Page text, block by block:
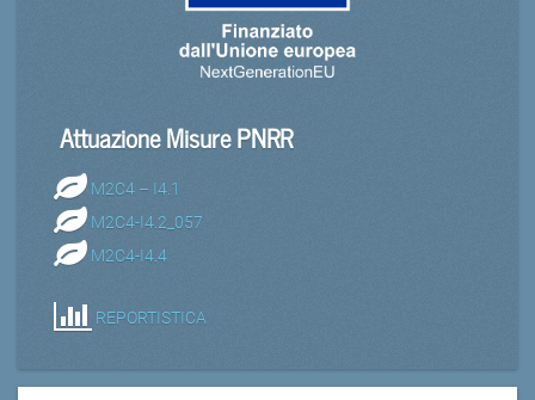
Attuazione Misure PNRR
M2C4 – I4.1
M2C4-I4.2_057
M2C4-I4.4
REPORTISTICA